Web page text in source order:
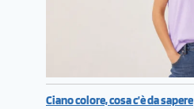
Ciano colore, cosa c’è da sapere